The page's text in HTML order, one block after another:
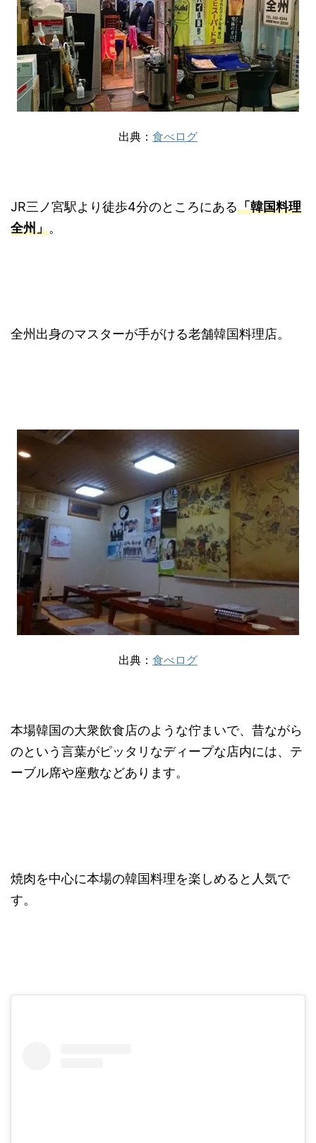
出典： 食べログ
JR三ノ宮駅より徒歩4分のところにある「韓国料理
全州」。
全州出身のマスターが手がける老舗韓国料理店。
出典： 食べログ
本場韓国の大衆飲食店のような佇まいで、昔ながら
のという言葉がピッタリなディープな店内には、テ
ーブル席や座敷などあります。
焼肉を中心に本場の韓国料理を楽しめると人気で
す。